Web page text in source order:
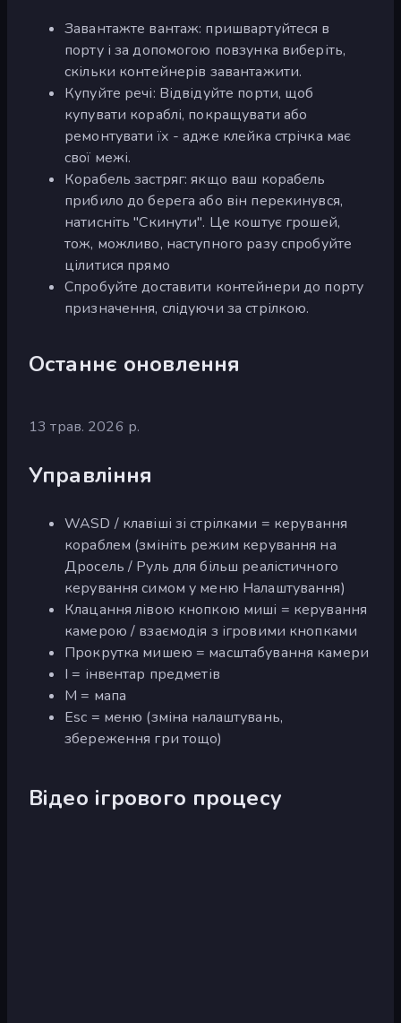
Завантажте вантаж: пришвартуйтеся в
порту і за допомогою повзунка виберіть,
скільки контейнерів завантажити.
Купуйте речі: Відвідуйте порти, щоб
купувати кораблі, покращувати або
ремонтувати їх - адже клейка стрічка має
свої межі.
Корабель застряг: якщо ваш корабель
прибило до берега або він перекинувся,
натисніть "Скинути". Це коштує грошей,
тож, можливо, наступного разу спробуйте
цілитися прямо
Спробуйте доставити контейнери до порту
призначення, слідуючи за стрілкою.
Останнє оновлення
13 трав. 2026 р.
Управління
WASD / клавіші зі стрілками = керування
кораблем (змініть режим керування на
Дросель / Руль для більш реалістичного
керування симом у меню Налаштування)
Клацання лівою кнопкою миші = керування
камерою / взаємодія з ігровими кнопками
Прокрутка мишею = масштабування камери
I = інвентар предметів
M = мапа
Esc = меню (зміна налаштувань,
збереження гри тощо)
Відео ігрового процесу